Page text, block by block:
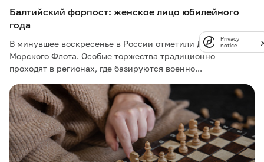
Балтийский форпост: женское лицо юбилейного
года
В минувшее воскресенье в России отметили День Военно-
Морского Флота. Особые торжества традиционно
проходят в регионах, где базируются военно...
Privacy
notice